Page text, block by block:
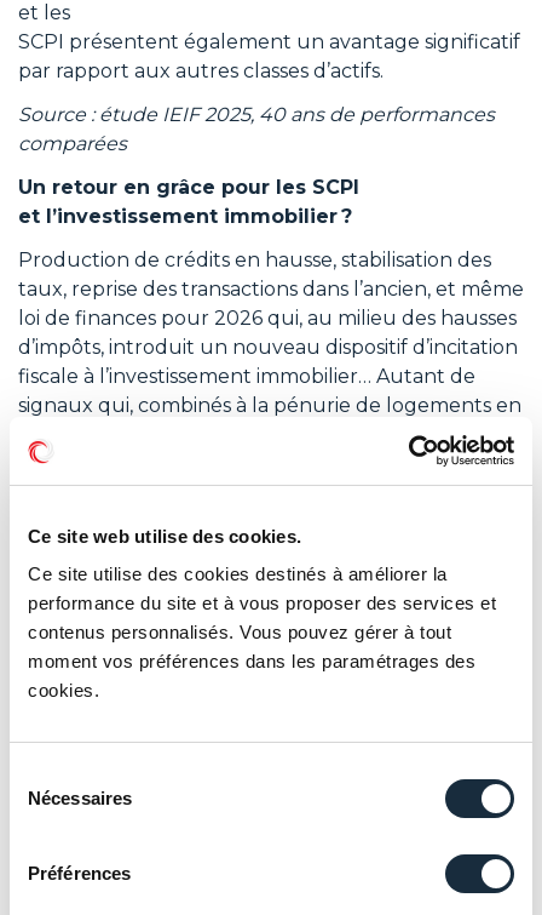
Ce site web utilise des cookies.
Ce site utilise des cookies destinés à améliorer la
performance du site et à vous proposer des services et
contenus personnalisés. Vous pouvez gérer à tout
moment vos préférences dans les paramétrages des
cookies.
Nécessaires
Préférences
et les
SCPI présentent également un avantage significatif
par rapport aux autres classes d’actifs.
Source : étude IEIF 2025, 40 ans de performances
comparées
Un retour en grâce pour les SCPI
et l’investissement immobilier ?
Production de crédits en hausse, stabilisation des
taux, reprise des transactions dans l’ancien, et même
loi de finances pour 2026 qui, au milieu des hausses
d’impôts, introduit un nouveau dispositif d’incitation
fiscale à l’investissement immobilier… Autant de
signaux qui, combinés à la pénurie de logements en
redonner des couleurs à
l’investissement immobilier cette année.
collecte nette augmenter de 29% en
2025(source : ASPIM), certainement aidé par
taux de rendement résilients et largement au-
dessus de l’inflation (4,91 % en moyenne en 2025,
source ASPIM).
Investissement en location meublée, en SCPI, avec
savoir quel investissement est adapté pour vous !
Gérer et valoriser votre patrimoine,
Objectifs,Préparer votre retraite
Protéger vos